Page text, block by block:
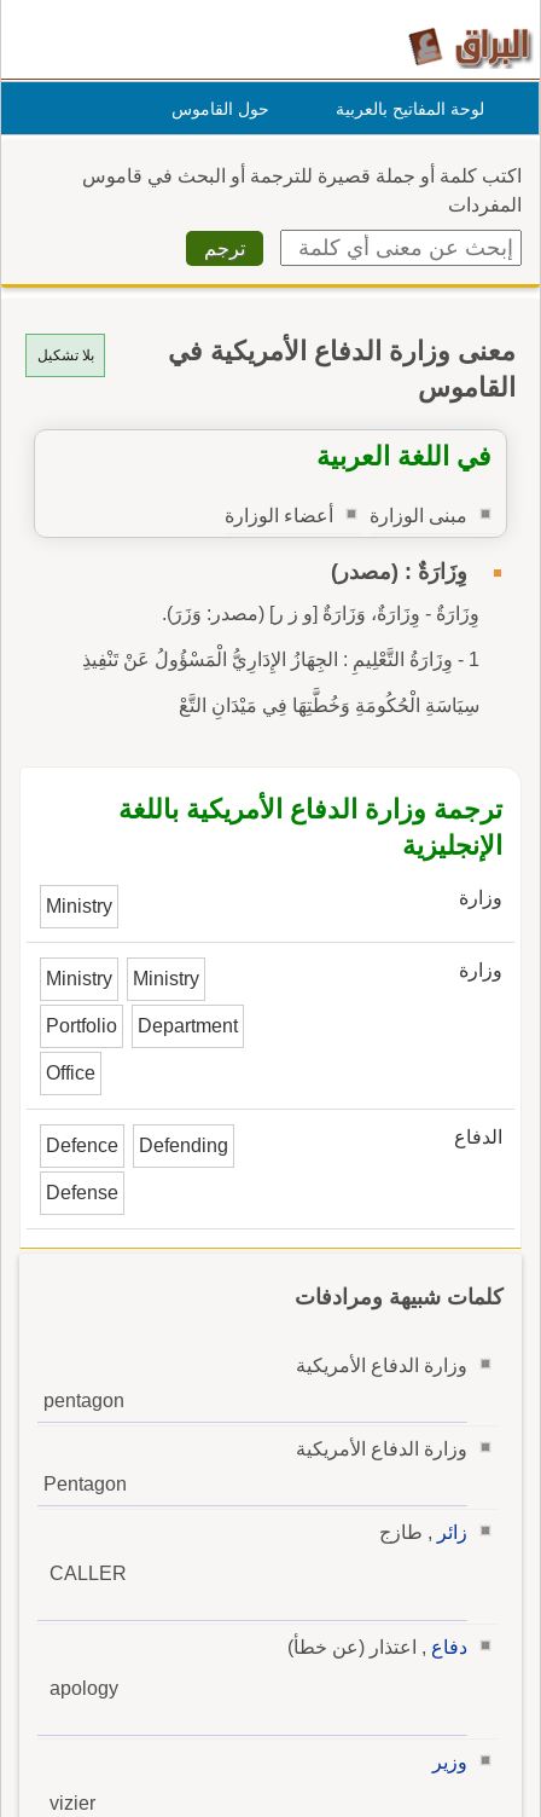
لوحة المفاتيح بالعربية حول القاموس
اكتب كلمة أو جملة قصيرة للترجمة أو البحث في قاموس
المفردات
بلا تشكيل
معنى وزارة الدفاع الأمريكية في
القاموس
في اللغة العربية
مبنى الوزارة أعضاء الوزارة
وِزَارَةٌ : (مصدر)
وِزَارَةٌ - وِزَارَةٌ، وَزَارَةٌ [و ز ر] (مصدر: وَزَرَ).
1 - وِزَارَةُ التَّعْلِيمِ : الجِهَازُ الإِدَارِيُّ الْمَسْؤُولُ عَنْ تَنْفِيذِ
سِيَاسَةِ الْحُكُومَةِ وَخُطَّتِهَا فِي مَيْدَانِ التَّعْ
ترجمة وزارة الدفاع الأمريكية باللغة
الإنجليزية
وزارة Ministry
وزارة Ministry Ministry
Portfolio Department
Office
الدفاع Defence Defending
Defense
كلمات شبيهة ومرادفات
وزارة الدفاع الأمريكية
pentagon
وزارة الدفاع الأمريكية
Pentagon
زائر , طازج
CALLER
دفاع , اعتذار (عن خطأ)
apology
وزير
vizier